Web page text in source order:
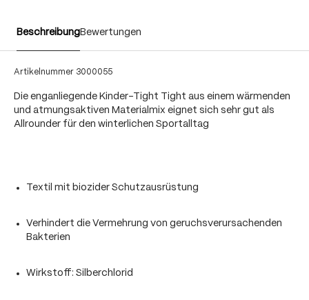
BeschreibungBewertungen
Artikelnummer 3000055
Die enganliegende Kinder-Tight Tight aus einem wärmenden
und atmungsaktiven Materialmix eignet sich sehr gut als
Allrounder für den winterlichen Sportalltag
Textil mit biozider Schutzausrüstung
Verhindert die Vermehrung von geruchsverursachenden
Bakterien
Wirkstoff: Silberchlorid